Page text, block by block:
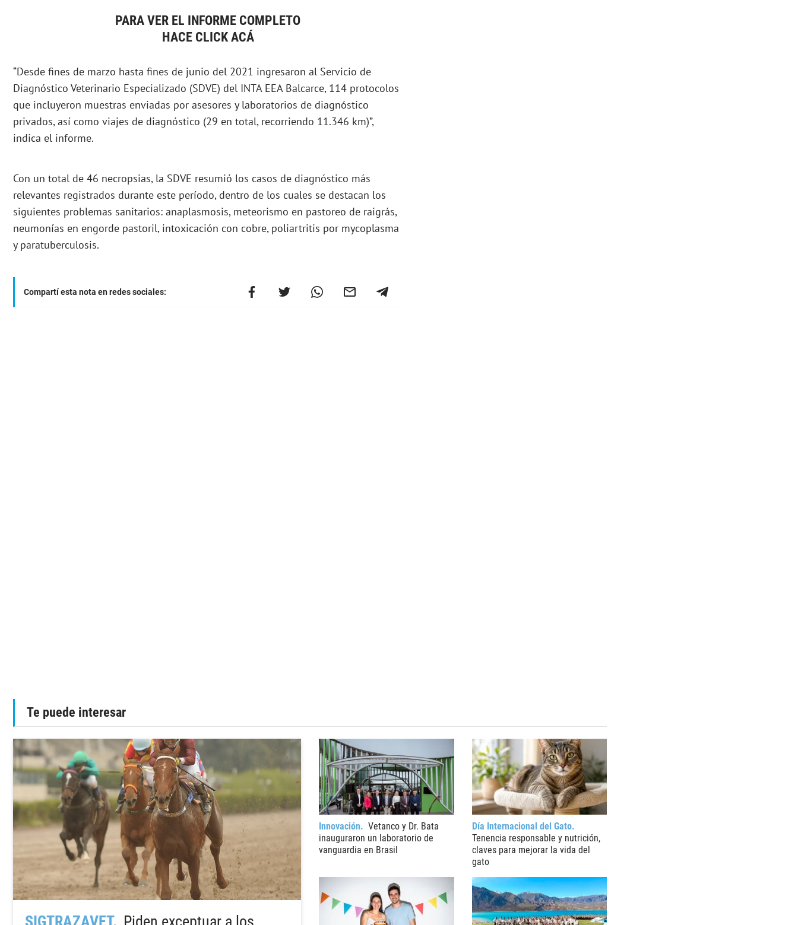
PARA VER EL INFORME COMPLETO
HACE CLICK ACÁ
“Desde fines de marzo hasta fines de junio del 2021 ingresaron al Servicio de
Diagnóstico Veterinario Especializado (SDVE) del INTA EEA Balcarce, 114 protocolos
que incluyeron muestras enviadas por asesores y laboratorios de diagnóstico
privados, así como viajes de diagnóstico (29 en total, recorriendo 11.346 km)”,
indica el informe.
Con un total de 46 necropsias, la SDVE resumió los casos de diagnóstico más
relevantes registrados durante este período, dentro de los cuales se destacan los
siguientes problemas sanitarios: anaplasmosis, meteorismo en pastoreo de raigrás,
neumonías en engorde pastoril, intoxicación con cobre, poliartritis por mycoplasma
y paratuberculosis.
Compartí esta nota en redes sociales:
Te puede interesar
SIGTRAZAVET Piden exceptuar a los
Innovación
Vetanco y Dr. Bata
inauguraron un laboratorio de
vanguardia en Brasil
Día Internacional del Gato
Tenencia responsable y nutrición,
claves para mejorar la vida del
gato